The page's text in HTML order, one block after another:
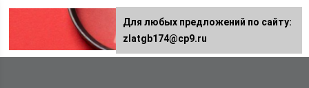
Для любых предложений по сайту:
zlatgb174@cp9.ru